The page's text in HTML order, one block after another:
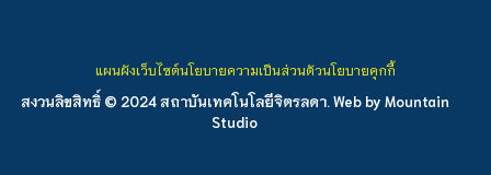
สงวนลิขสิทธิ์ © 2024 สถาบันเทคโนโลยีจิตรลดา. Web by Mountain
Studio
แผนผังเว็บไซต์นโยบายความเป็นส่วนตัวนโยบายคุกกี้